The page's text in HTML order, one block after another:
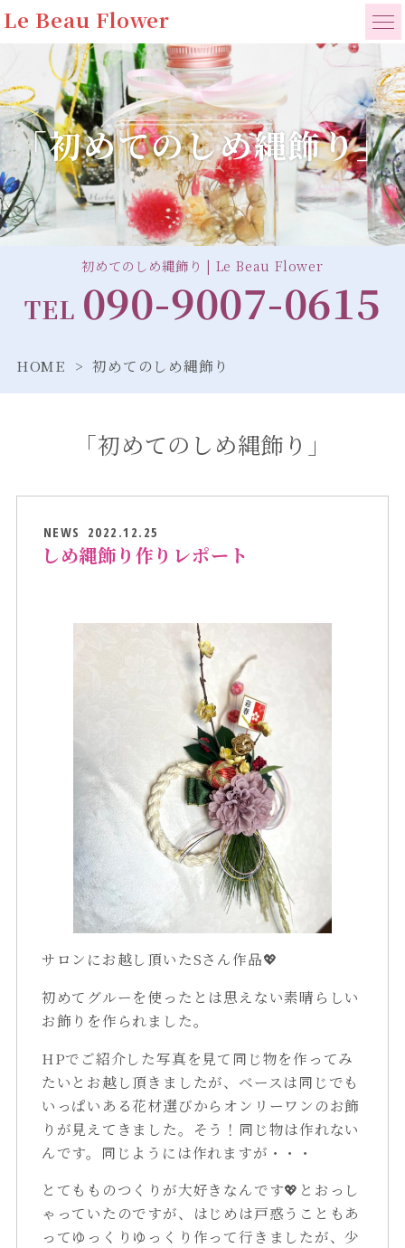
Le Beau Flower
「初めてのしめ縄飾り」
初めてのしめ縄飾り | Le Beau Flower
TEL 090-9007-0615
HOME 初めてのしめ縄飾り
「初めてのしめ縄飾り」
NEWS 2022.12.25
しめ縄飾り作りレポート
サロンにお越し頂いたSさん作品💖
初めてグルーを使ったとは思えない素晴らしい
お飾りを作られました。
HPでご紹介した写真を見て同じ物を作ってみ
たいとお越し頂きましたが、ベースは同じでも
いっぱいある花材選びからオンリーワンのお飾
りが見えてきました。そう！同じ物は作れない
んです。同じようには作れますが・・・
とてもものつくりが大好きなんです💖とおっし
ゃっていたのですが、はじめは戸惑うこともあ
ってゆっくりゆっくり作って行きましたが、少